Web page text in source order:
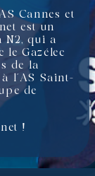
Cannes et
est un
N2, qui a
le Gazélec
de la
l’AS Saint-
de
!